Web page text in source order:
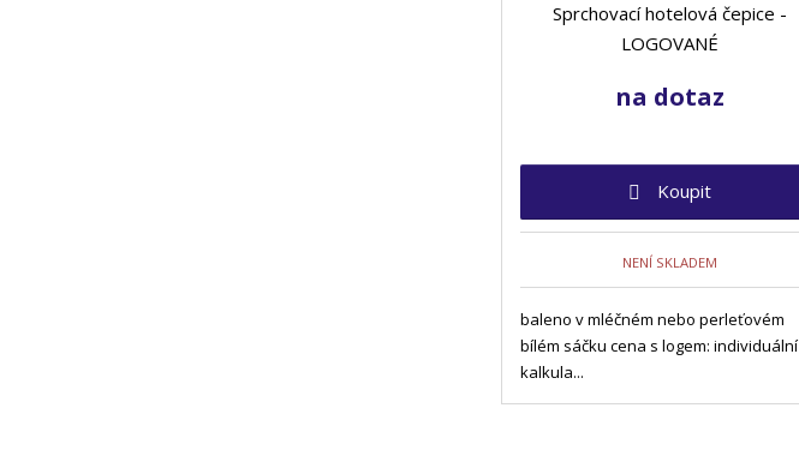
Sprchovací hotelová čepice -
LOGOVANÉ
na dotaz
Koupit
NENÍ SKLADEM
baleno v mléčném nebo perleťovém
bílém sáčku cena s logem: individuální
kalkula...